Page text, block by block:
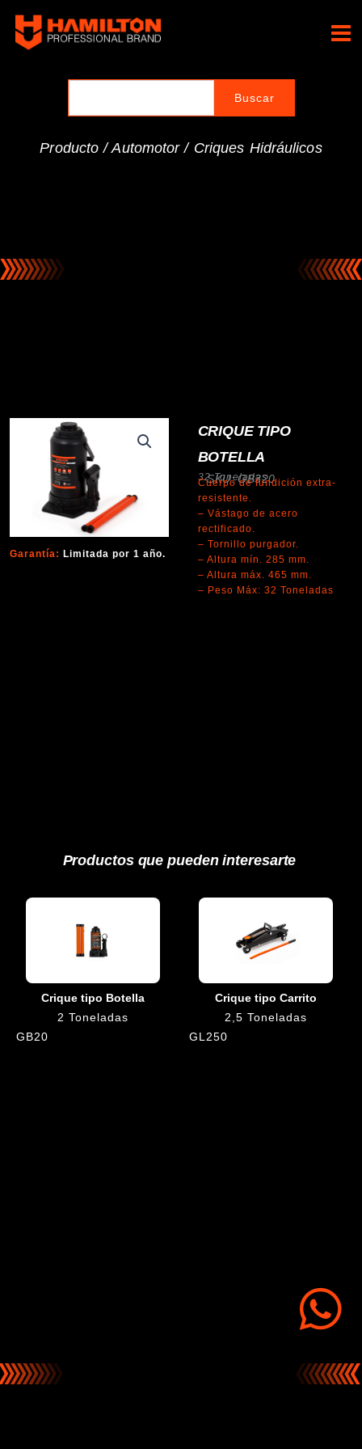
contenido
Producto /Automotor/ Criques Hidráulicos
Garantía: Limitada por 1 año.
CRIQUE TIPO
BOTELLA
SKU: GB320
32 Toneladas
Cuerpo de fundición extra-
resistente.
– Vástago de acero
rectificado.
– Tornillo purgador.
– Altura mín. 285 mm.
– Altura máx. 465 mm.
– Peso Máx: 32 Toneladas
Productos que pueden interesarte
Crique tipo Botella
2 Toneladas
GB20
Crique tipo Carrito
2,5 Toneladas
GL250